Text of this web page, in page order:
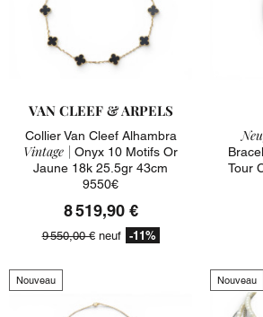
VAN CLEEF & ARPELS
Collier Van Cleef Alhambra
Vintage | Onyx 10 Motifs Or
Jaune 18k 25.5gr 43cm
9550€
8 519,90 €
9 550,00 €neuf -11%
Tour
Nouveau Nouveau